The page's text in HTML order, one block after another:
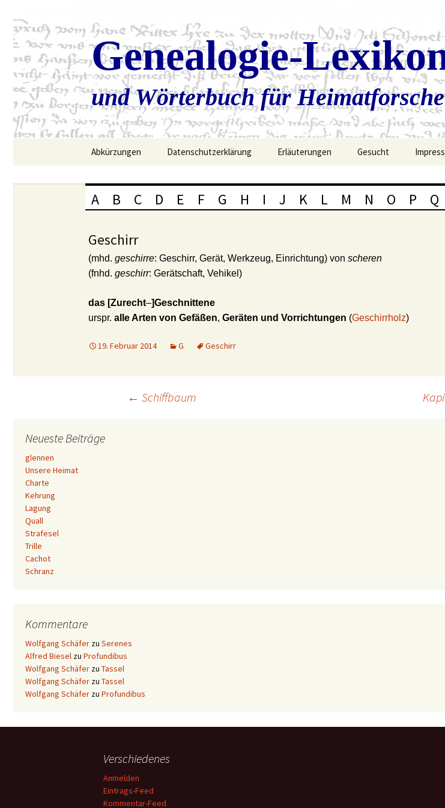
Genealogie-
und Wörterbuch für
Abkürzungen Datenschutzerklärung Erläuterungen Gesucht
A B C D E F G H I J K L M N O P Q
Geschirr
(mhd. geschirre: Geschirr, Gerät, Werkzeug, Einrichtung) von scheren
(fnhd. geschirr: Gerätschaft, Vehikel)
das [Zurecht–]Geschnittene
urspr. alle Arten von Gefäßen, Geräten und Vorrichtungen (Geschirrholz)
19. Februar 2014 G Geschirr
Beitrags-
Navigation
← Schiffbaum
Neueste Beiträge
glennen
Unsere Heimat
Charte
Kehrung
Lagung
Quall
Strafesel
Trille
Cachot
Schranz
Kommentare
Wolfgang Schäfer zu Serenes
Alfred Biesel zu Profundibus
Wolfgang Schäfer zu Tassel
Wolfgang Schäfer zu Tassel
Wolfgang Schäfer zu Profundibus
Verschiedenes
Anmelden
Eintrags-Feed
Kommentar-Feed